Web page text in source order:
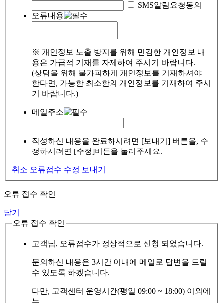
SMS알림요청동의
오류내용
※ 개인정보 노출 방지를 위해 민감한 개인정보 내
용은 가급적 기재를 자제하여 주시기 바랍니다.
(상담을 위해 불가피하게 개인정보를 기재하셔야
한다면, 가능한 최소한의 개인정보를 기재하여 주시
기 바랍니다.)
메일주소
작성하신 내용을 완료하시려면 [보내기] 버튼을, 수
정하시려면 [수정]버튼을 눌러주세요.
취소 오류접수 수정 보내기
오류 접수 확인
닫기
오류 접수 확인
고객님, 오류접수가 정상적으로 신청 되었습니다.
문의하신 내용은 3시간 이내에 메일로 답변을 드릴
수 있도록 하겠습니다.
다만, 고객센터 운영시간(평일 09:00 ~ 18:00) 이외에